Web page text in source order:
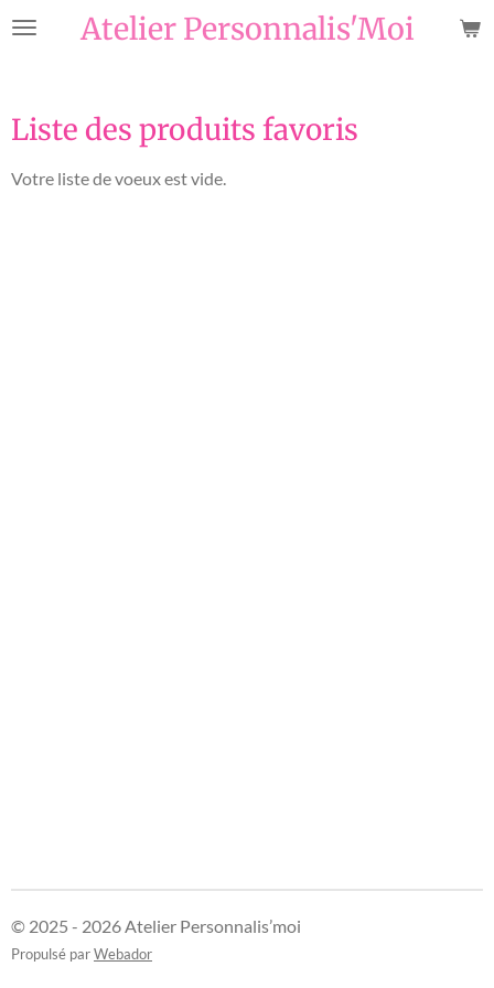
Passer
Atelier Personnalis'Moi
Liste des produits favoris
Votre liste de voeux est vide.
© 2025 - 2026 Atelier Personnalis’moi
Propulsé parWebador